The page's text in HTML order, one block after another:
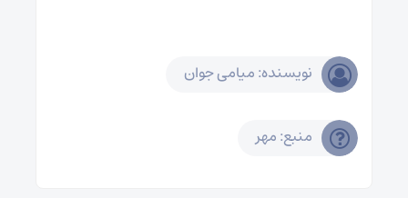
نویسنده: میامی جوان
منبع: مهر